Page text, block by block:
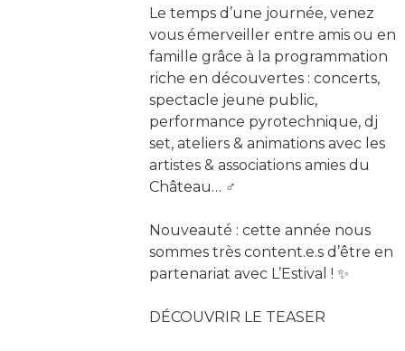
Le temps d’une journée, venez
vous émerveiller entre amis ou en
famille grâce à la programmation
riche en découvertes : concerts,
spectacle jeune public,
performance pyrotechnique, dj
set, ateliers & animations avec les
artistes & associations amies du
Château… ‍♂️
Nouveauté : cette année nous
sommes très content.e.s d’être en
partenariat avec L’Estival ! ✨
DÉCOUVRIR LE TEASER